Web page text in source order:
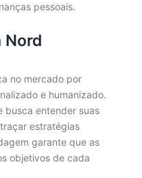
pessoais.
Nord
no mercado por
e humanizado.
busca entender suas
estratégias
garante que as
objetivos de cada